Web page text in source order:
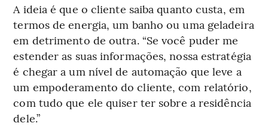
A ideia é que o cliente saiba quanto custa, em
termos de energia, um banho ou uma geladeira
em detrimento de outra. “Se você puder me
estender as suas informações, nossa estratégia
é chegar a um nível de automação que leve a
um empoderamento do cliente, com relatório,
com tudo que ele quiser ter sobre a residência
dele.”